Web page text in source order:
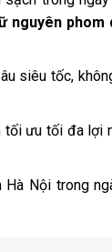
nguyên phom
siêu tốc,
ưu tối đa lợi
Nội trong